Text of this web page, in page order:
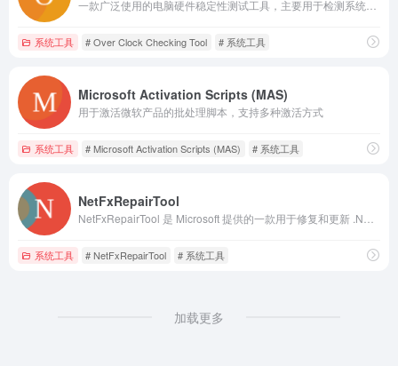
系统工具 # Over Clock Checking Tool # 系统工具
Microsoft Activation Scripts (MAS)
用于激活微软产品的批处理脚本，支持多种激活方式
系统工具 # Microsoft Activation Scripts (MAS) # 系统工具
NetFxRepairTool
系统工具 # NetFxRepairTool # 系统工具
加载更多